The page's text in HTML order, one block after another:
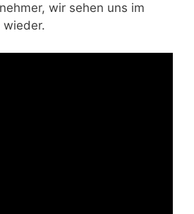
wir sehen uns im
wieder.